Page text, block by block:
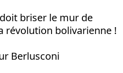
briser le mur de
révolution bolivarienne !
Berlusconi